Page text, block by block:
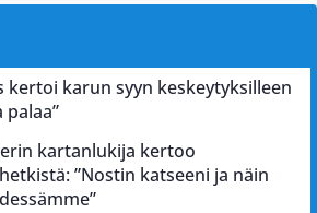
kertoi karun syyn keskeytyksilleen
palaa”
kartanlukija kertoo
”Nostin katseeni ja näin